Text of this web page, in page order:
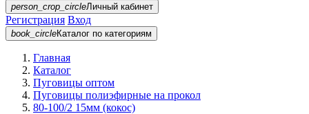
person_crop_circleЛичный кабинет
Регистрация Вход
book_circleКаталог по категориям
Главная
Каталог
Пуговицы оптом
Пуговицы полиэфирные на прокол
80-100/2 15мм (кокос)